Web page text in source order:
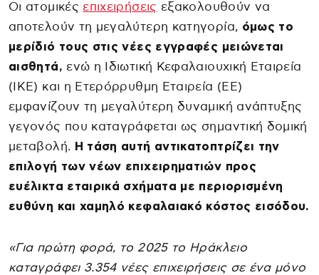
Οι ατομικές επιχειρήσεις εξακολουθούν να
αποτελούν τη μεγαλύτερη κατηγορία, όμως το
μερίδιό τους στις νέες εγγραφές μειώνεται
αισθητά, ενώ η Ιδιωτική Κεφαλαιουχική Εταιρεία
(ΙΚΕ) και η Ετερόρρυθμη Εταιρεία (ΕΕ)
εμφανίζουν τη μεγαλύτερη δυναμική ανάπτυξης
γεγονός που καταγράφεται ως σημαντική δομική
μεταβολή. Η τάση αυτή αντικατοπτρίζει την
επιλογή των νέων επιχειρηματιών προς
ευέλικτα εταιρικά σχήματα με περιορισμένη
ευθύνη και χαμηλό κεφαλαιακό κόστος εισόδου.
«Για πρώτη φορά, το 2025 το Ηράκλειο
καταγράφει 3.354 νέες επιχειρήσεις σε ένα μόνο